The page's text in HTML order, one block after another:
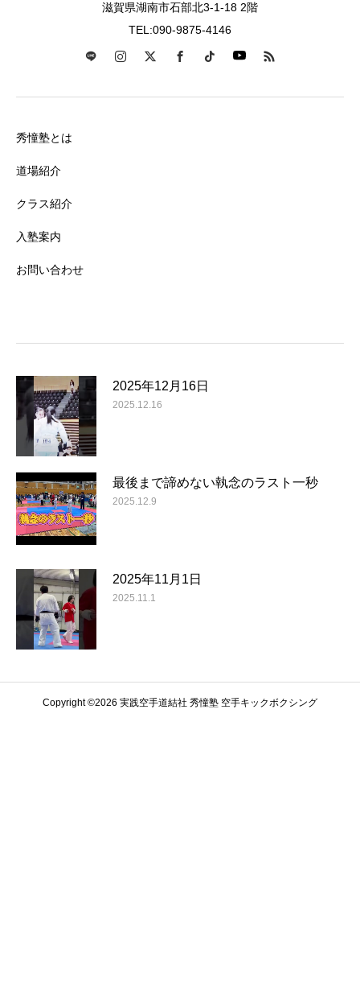
滋賀県湖南市石部北3-1-18 2階
TEL:090-9875-4146
秀憧塾とは
道場紹介
クラス紹介
入塾案内
お問い合わせ
2025年12月16日
2025.12.16
最後まで諦めない執念のラスト一秒
2025.12.9
2025年11月1日
2025.11.1
Copyright ©️2026 実践空手道結社 秀憧塾 空手キックボクシング